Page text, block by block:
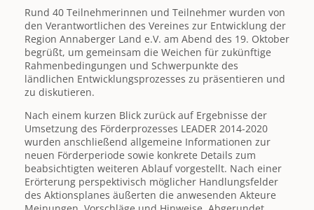
Rund 40 Teilnehmerinnen und Teilnehmer wurden von
den Verantwortlichen des Vereines zur Entwicklung der
Region Annaberger Land e.V. am Abend des 19. Oktober
begrüßt, um gemeinsam die Weichen für zukünftige
Rahmenbedingungen und Schwerpunkte des
ländlichen Entwicklungsprozesses zu präsentieren und
zu diskutieren.
Nach einem kurzen Blick zurück auf Ergebnisse der
Umsetzung des Förderprozesses LEADER 2014-2020
wurden anschließend allgemeine Informationen zur
neuen Förderperiode sowie konkrete Details zum
beabsichtigten weiteren Ablauf vorgestellt. Nach einer
Erörterung perspektivisch möglicher Handlungsfelder
des Aktionsplanes äußerten die anwesenden Akteure